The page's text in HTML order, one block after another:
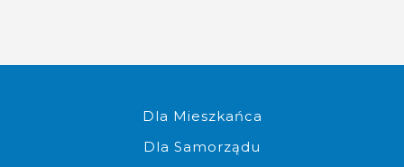
Komplet dokumentów do
Dla Mieszkańca
Dla Samorządu